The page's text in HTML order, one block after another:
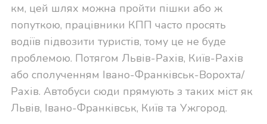
км, цей шлях можна пройти пішки або ж
попуткою, працівники КПП часто просять
водіїв підвозити туристів, тому це не буде
проблемою. Потягом Львів-Рахів, Київ-Рахів
або сполученням Івано-Франківськ-Ворохта/
Рахів. Автобуси сюди прямують з таких міст як
Львів, Івано-Франківськ, Київ та Ужгород.